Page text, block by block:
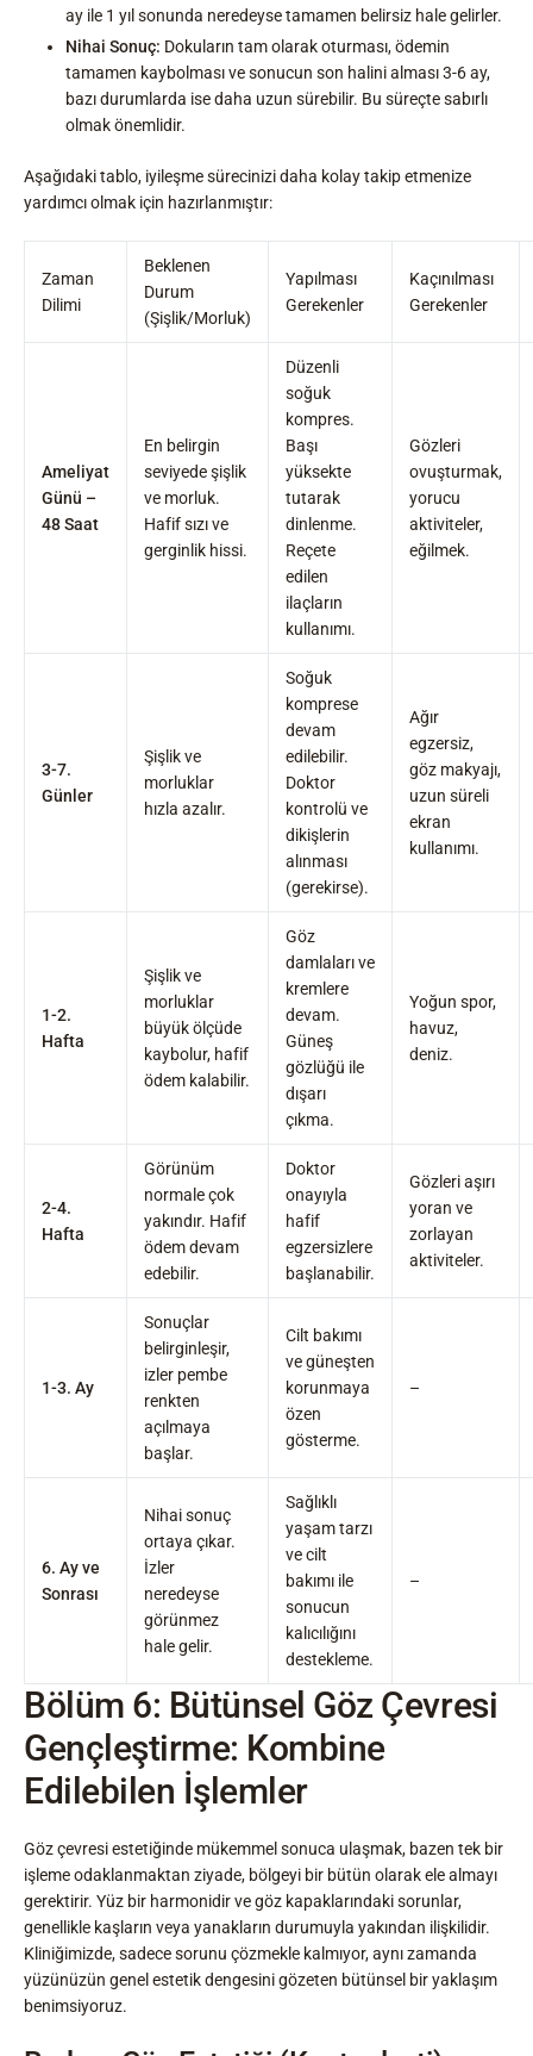
ay ile 1 yıl sonunda neredeyse tamamen belirsiz hale gelirler.
Nihai Sonuç: Dokuların tam olarak oturması, ödemin
tamamen kaybolması ve sonucun son halini alması 3-6 ay,
bazı durumlarda ise daha uzun sürebilir. Bu süreçte sabırlı
olmak önemlidir.
Aşağıdaki tablo, iyileşme sürecinizi daha kolay takip etmenize
yardımcı olmak için hazırlanmıştır:
Zaman
Dilimi
Beklenen
Durum
(Şişlik/Morluk)
Yapılması
Gerekenler
Kaçınılması
Gerekenler
Ameliyat
Günü –
48 Saat
En belirgin
seviyede şişlik
ve morluk.
Hafif sızı ve
gerginlik hissi.
Düzenli
soğuk
kompres.
Başı
yüksekte
tutarak
dinlenme.
Reçete
edilen
ilaçların
kullanımı.
Gözleri
ovuşturmak,
yorucu
aktiviteler,
eğilmek.
3-7.
Günler
Şişlik ve
morluklar
hızla azalır.
Soğuk
komprese
devam
edilebilir.
Doktor
kontrolü ve
dikişlerin
alınması
(gerekirse).
Ağır
egzersiz,
göz makyajı,
uzun süreli
ekran
kullanımı.
1-2.
Hafta
Şişlik ve
morluklar
büyük ölçüde
kaybolur, hafif
ödem kalabilir.
Göz
damlaları ve
kremlere
devam.
Güneş
gözlüğü ile
dışarı
çıkma.
Yoğun spor,
havuz,
deniz.
2-4.
Hafta
Görünüm
normale çok
yakındır. Hafif
ödem devam
edebilir.
Doktor
onayıyla
hafif
egzersizlere
başlanabilir.
Gözleri aşırı
yoran ve
zorlayan
aktiviteler.
1-3. Ay
Sonuçlar
belirginleşir,
izler pembe
renkten
açılmaya
başlar.
Cilt bakımı
ve güneşten
korunmaya
özen
gösterme.
–
6. Ay ve
Sonrası
Nihai sonuç
ortaya çıkar.
İzler
neredeyse
görünmez
hale gelir.
Sağlıklı
yaşam tarzı
ve cilt
bakımı ile
sonucun
kalıcılığını
destekleme.
–
Bölüm 6: Bütünsel Göz Çevresi
Gençleştirme: Kombine
Edilebilen İşlemler
Göz çevresi estetiğinde mükemmel sonuca ulaşmak, bazen tek bir
işleme odaklanmaktan ziyade, bölgeyi bir bütün olarak ele almayı
gerektirir. Yüz bir harmonidir ve göz kapaklarındaki sorunlar,
genellikle kaşların veya yanakların durumuyla yakından ilişkilidir.
Kliniğimizde, sadece sorunu çözmekle kalmıyor, aynı zamanda
yüzünüzün genel estetik dengesini gözeten bütünsel bir yaklaşım
benimsiyoruz.